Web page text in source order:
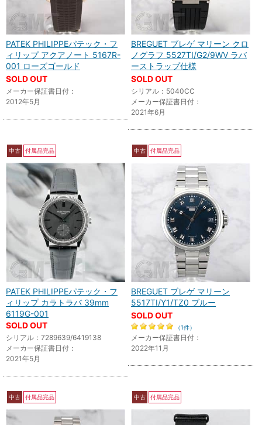
PATEK PHILIPPEパテック・フ
ィリップ アクアノート 5167R-
001 ローズゴールド
SOLD OUT
メーカー保証書日付：
2012年5月
BREGUET ブレゲ マリーン クロ
ノグラフ 5527TI/G2/9WV ラバ
ーストラップ仕様
SOLD OUT
シリアル：5040CC
メーカー保証書日付：
2021年6月
中古 付属品完品
PATEK PHILIPPEパテック・フ
ィリップ カラトラバ 39mm
6119G-001
SOLD OUT
シリアル：7289639/6419138
メーカー保証書日付：
2021年5月
中古 付属品完品
BREGUET ブレゲ マリーン
5517TI/Y1/TZ0 ブルー
SOLD OUT
（1件）
メーカー保証書日付：
2022年11月
中古 付属品完品 中古 付属品完品